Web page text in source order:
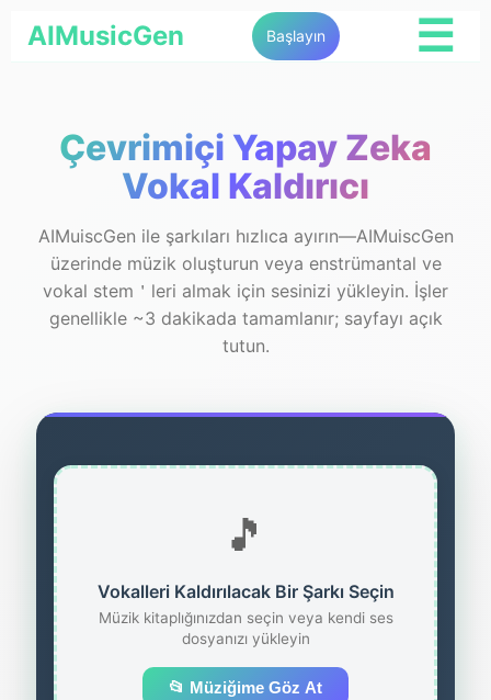
AIMusicGen Başlayın ☰
Çevrimiçi Yapay Zeka
Vokal Kaldırıcı
AIMuiscGen ile şarkıları hızlıca ayırın—AIMuiscGen
üzerinde müzik oluşturun veya enstrümantal ve
vokal stem＇leri almak için sesinizi yükleyin. İşler
genellikle ~3 dakikada tamamlanır; sayfayı açık
tutun.
🎵
Vokalleri Kaldırılacak Bir Şarkı Seçin
Müzik kitaplığınızdan seçin veya kendi ses
dosyanızı yükleyin
📂 Müziğime Göz At